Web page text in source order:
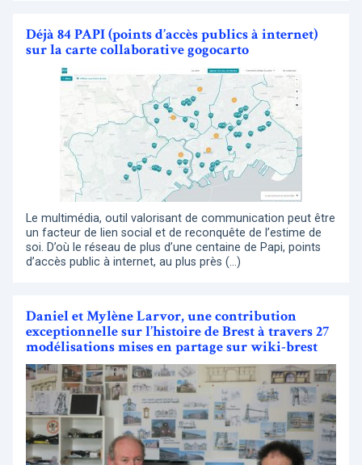
Déjà 84 PAPI (points d’accès publics à internet)
sur la carte collaborative gogocarto
Le multimédia, outil valorisant de communication peut être
un facteur de lien social et de reconquête de l’estime de
soi. D’où le réseau de plus d’une centaine de Papi, points
d’accès public à internet, au plus près (…)
Daniel et Mylène Larvor, une contribution
exceptionnelle sur l’histoire de Brest à travers 27
modélisations mises en partage sur wiki-brest